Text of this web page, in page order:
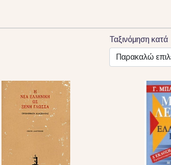
Ταξινόμηση κατά